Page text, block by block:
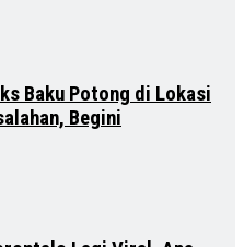
Baku Potong di Lokasi
Begini